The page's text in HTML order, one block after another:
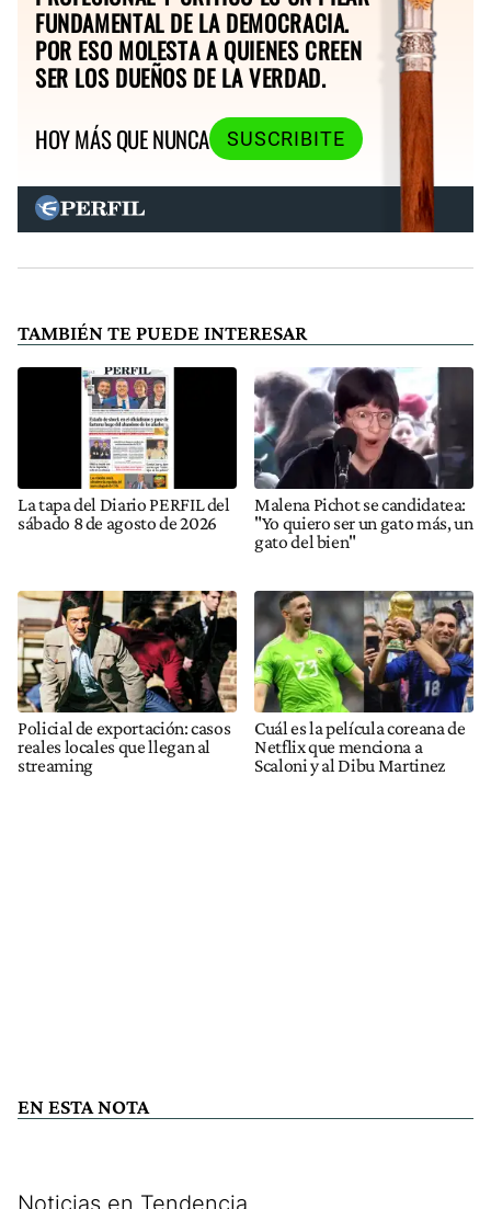
FUNDAMENTAL DE LA DEMOCRACIA.
POR ESO MOLESTA A QUIENES CREEN
SER LOS DUEÑOS DE LA VERDAD.
HOY MÁS QUE NUNCA
SUSCRIBITE
TAMBIÉN TE PUEDE INTERESAR
La tapa del Diario PERFIL del
sábado 8 de agosto de 2026
Malena Pichot se candidatea:
"Yo quiero ser un gato más, un
gato del bien"
Policial de exportación: casos
reales locales que llegan al
streaming
Cuál es la película coreana de
Netflix que menciona a
Scaloni y al Dibu Martinez
EN ESTA NOTA
Noticias en Tendencia